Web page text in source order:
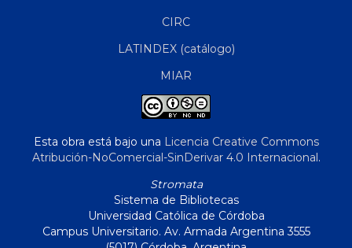
CIRC
LATINDEX (catálogo)
MIAR
Esta obra está bajo una Licencia Creative Commons
Atribución-NoComercial-SinDerivar 4.0 Internacional.
Stromata
Sistema de Bibliotecas
Universidad Católica de Córdoba
Campus Universitario. Av. Armada Argentina 3555